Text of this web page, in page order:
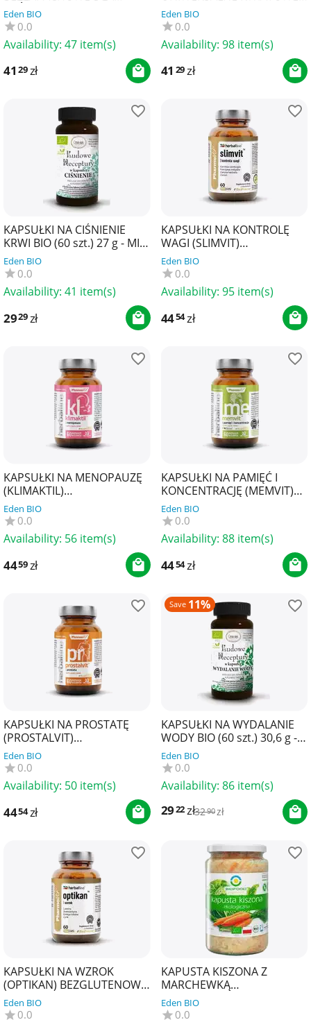
SKÓRY WRAŻLIWEJ (22 szt.) -
BRIOCHIN
Eden BIO
0.0
Availability: 47 item(s)
41 29zł
NA BAZIE SZAREGO MYDŁA
(22 szt.) - BRIOCHIN
Eden BIO
0.0
Availability: 98 item(s)
41 29zł
KAPSUŁKI NA CIŚNIENIE
KRWI BIO (60 szt.) 27 g - MIR-
LEK (LUDOWE RECEPTURY)
Eden BIO
0.0
Availability: 41 item(s)
2929 zł
KAPSUŁKI NA KONTROLĘ
WAGI (SLIMVIT)
BEZGLUTENOWE 60 szt. -
PHARMOVIT (HERBALLINE)
Eden BIO
0.0
Availability: 95 item(s)
4454 zł
KAPSUŁKI NA MENOPAUZĘ
(KLIMAKTIL)
BEZGLUTENOWE 60 szt. -
PHARMOVIT (HERBALLINE)
Eden BIO
0.0
Availability: 56 item(s)
4459zł
KAPSUŁKI NA PAMIĘĆ I
KONCENTRACJĘ (MEMVIT)
BEZGLUTENOWE 60 szt. -
PHARMOVIT (HERBALLINE)
Eden BIO
0.0
Availability: 88 item(s)
4454zł
KAPSUŁKI NA PROSTATĘ
(PROSTALVIT)
BEZGLUTENOWE 60 szt. -
PHARMOVIT (HERBALLINE)
Eden BIO
0.0
Availability: 50 item(s)
4454zł
Save 11%
KAPSUŁKI NA WYDALANIE
WODY BIO (60 szt.) 30,6 g -
MIR-LEK (LUDOWE
RECEPTURY)
Eden BIO
0.0
Availability: 86 item(s)
2922zł3290zł
KAPSUŁKI NA WZROK
(OPTIKAN) BEZGLUTENOWE
60 szt. - PHARMOVIT
(HERBALLINE)
Eden BIO
0.0
KAPUSTA KISZONA Z
MARCHEWKĄ
BEZGLUTENOWA BIO 700 g
(500 g) - BIOFOOD
Eden BIO
0.0